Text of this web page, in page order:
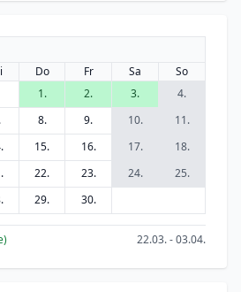
Do Fr Sa
So
1.
2. 3.
4.
8. 9. 10.
11.
15. 16. 17.
18.
22. 23. 24.
25.
29. 30.
22.03. - 03.04.